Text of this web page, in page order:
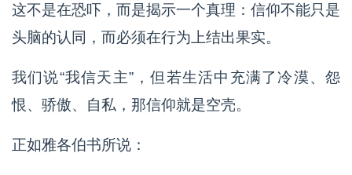
这不是在恐吓，而是揭示一个真理：信仰不能只是
头脑的认同，而必须在行为上结出果实。
我们说“我信天主”，但若生活中充满了冷漠、怨
恨、骄傲、自私，那信仰就是空壳。
正如雅各伯书所说：